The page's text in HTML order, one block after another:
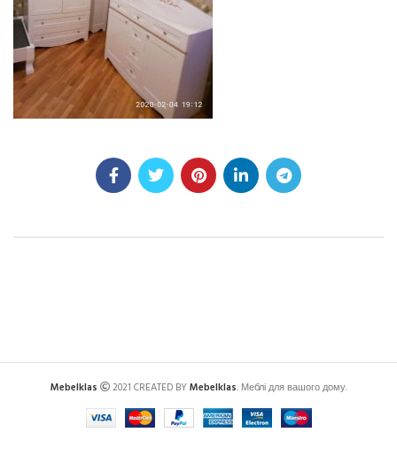
Mebelklas 2021 CREATED BYMebelklas. Меблі для вашого дому.